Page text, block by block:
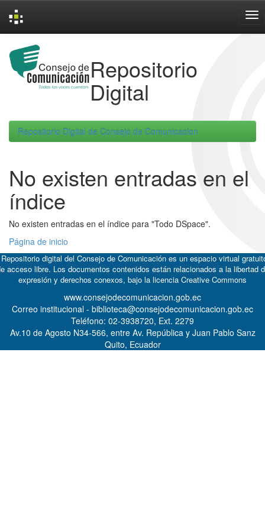
navigation
Repositorio
Digital
Repositorio Digital de Consejo de Comunicacion
No existen entradas en el
índice
No existen entradas en el índice para "Todo DSpace".
Página de inicio
digital del Consejo de Comunicación es un espacio virtual
acceso libre. Los documentos contenidos están relacionados a la libertad
expresión y derechos conexos, bajo la licencia Creative Commons
www.consejodecomunicacion.gob.ec
Correo institucional - biblioteca@consejodecomunicacion.gob.ec
Teléfono: 02-3938720, Ext. 2279
Av.10 de Agosto N34-566, entre Av. República y Juan Pablo Sanz
Quito, Ecuador